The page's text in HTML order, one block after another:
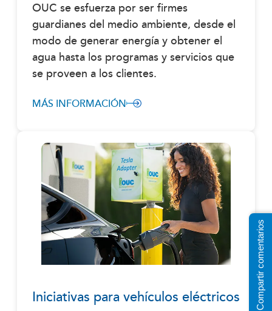
OUC se esfuerza por ser firmes
guardianes del medio ambiente, desde el
modo de generar energía y obtener el
agua hasta los programas y servicios que
se proveen a los clientes.
MÁS INFORMACIÓN
Iniciativas para vehículos eléctricos Compartir comentarios